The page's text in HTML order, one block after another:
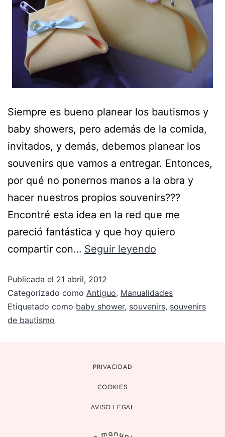
Siempre es bueno planear los bautismos y
baby showers, pero además de la comida,
invitados, y demás, debemos planear los
souvenirs que vamos a entregar. Entonces,
por qué no ponernos manos a la obra y
hacer nuestros propios souvenirs???
Encontré esta idea en la red que me
pareció fantástica y que hoy quiero
compartir con… Seguir leyendo
Publicada el 21 abril, 2012
Categorizado como Antiguo, Manualidades
Etiquetado como baby shower, souvenirs, souvenirs
de bautismo
PRIVACIDAD
COOKIES
AVISO LEGAL